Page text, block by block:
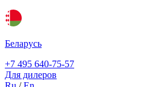
Беларусь
+7 495 640-75-57
Для дилеров